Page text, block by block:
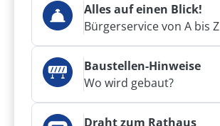
Alles auf einen Blick!
Bürgerservice von A bis Z
Baustellen-Hinweise
Wo wird gebaut?
Draht zum Rathaus